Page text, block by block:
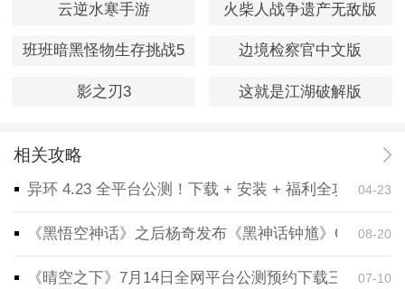
云逆水寒手游 火柴人战争遗产无敌版
班班暗黑怪物生存挑战5 边境检察官中文版
影之刃3 这就是江湖破解版
相关攻略
异环 4.23 全平台公测！下载 + 安装 + 福利全攻略，一
04-23
《黑悟空神话》之后杨奇发布《黑神话钟馗》CG！预
08-20
《晴空之下》7月14日全网平台公测预约下载三端同步
07-10